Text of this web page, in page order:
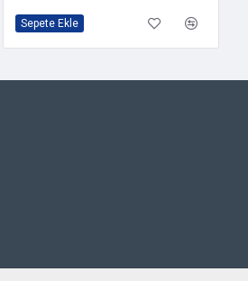
Sepete Ekle